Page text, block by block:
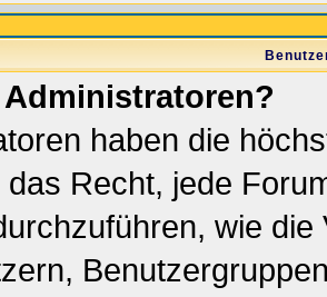
haben die
das Recht, jede
wie